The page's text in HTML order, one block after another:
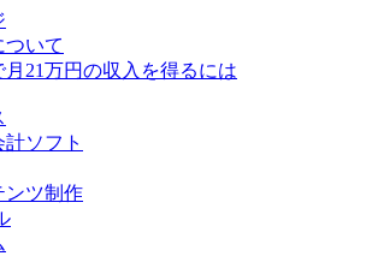
ついて
21万円の収入を得るには
ソフト
ンツ制作